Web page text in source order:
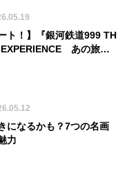
ト！】『銀河鉄道999 TH
あの旅
になるかも？7つの名画
力